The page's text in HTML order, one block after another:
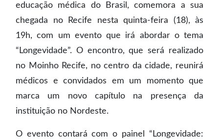
educação médica do Brasil, comemora a sua
chegada no Recife nesta quinta-feira (18), às
19h, com um evento que irá abordar o tema
“Longevidade”. O encontro, que será realizado
no Moinho Recife, no centro da cidade, reunirá
médicos e convidados em um momento que
marca um novo capítulo na presença da
instituição no Nordeste.
O evento contará com o painel “Longevidade: